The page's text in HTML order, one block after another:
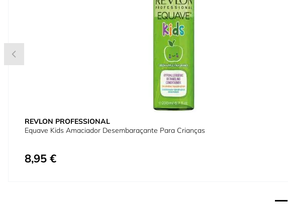
REVLON PROFESSIONAL
Equave Kids Amaciador Desembaraçante Para Crianças
8,95 €